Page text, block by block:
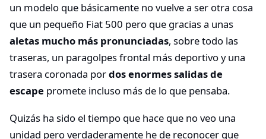
un modelo que básicamente no vuelve a ser otra cosa
que un pequeño Fiat 500 pero que gracias a unas
aletas mucho más pronunciadas, sobre todo las
traseras, un paragolpes frontal más deportivo y una
trasera coronada pordos enormes salidas de
escape promete incluso más de lo que pensaba.
Quizás ha sido el tiempo que hace que no veo una
unidad pero verdaderamente he de reconocer que